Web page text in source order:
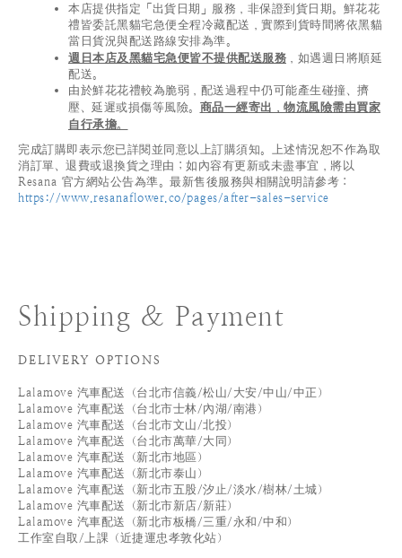
本店提供指定「出貨日期」服務，非保證到貨日期。鮮花花
禮皆委託黑貓宅急便全程冷藏配送，實際到貨時間將依黑貓
當日貨況與配送路線安排為準。
週日本店及黑貓宅急便皆不提供配送服務 ，如遇週日將順延
配送。
由於鮮花花禮較為脆弱，配送過程中仍可能產生碰撞、擠
壓、延遲或損傷等風險。 商品一經寄出，物流風險需由買家
自行承擔。
完成訂購即表示您已詳閱並同意以上訂購須知。上述情況恕不作為取
消訂單、退費或退換貨之理由；如內容有更新或未盡事宜，將以
Resana 官方網站公告為準。最新售後服務與相關說明請參考：
https://www.resanaflower.co/pages/after-sales-service
Shipping & Payment
DELIVERY OPTIONS
Lalamove 汽車配送（台北市信義/松山/大安/中山/中正）
Lalamove 汽車配送（台北市士林/內湖/南港）
Lalamove 汽車配送（台北市文山/北投）
Lalamove 汽車配送（台北市萬華/大同）
Lalamove 汽車配送（新北市地區）
Lalamove 汽車配送（新北市泰山）
Lalamove 汽車配送（新北市五股/汐止/淡水/樹林/土城）
Lalamove 汽車配送（新北市新店/新莊）
Lalamove 汽車配送（新北市板橋/三重/永和/中和）
工作室自取/上課（近捷運忠孝敦化站）